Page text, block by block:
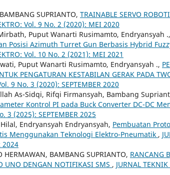
SUPRIANTO, TRAINABLE SERVO
Vol. 9 No. 2 (2020): MEI 2020
Puput Wanarti Rusimamto, Endryansyah
Posisi Azimuth Turret Gun Berbasis Hybrid
Vol. 10 No. 2 (2021): MEI 2021
Puput Wanarti Rusimamto, Endryansyah .,
PENGATURAN KESTABILAN GERAK PADA
9 No. 3 (2020): SEPTEMBER 2020
As-Sidqi, Rifqi Firmansyah, Bambang
Kontrol PI pada Buck Converter DC-DC
3 (2025): SEPTEMBER 2025
Endryansyah Endryansyah, Pembuatan
Menggunakan Teknologi Elektro-Pneumatik ,
2024
HERMAWAN, BAMBANG SUPRIANTO, RANCANG
UNO DENGAN NOTIFIKASI SMS , JURNAL